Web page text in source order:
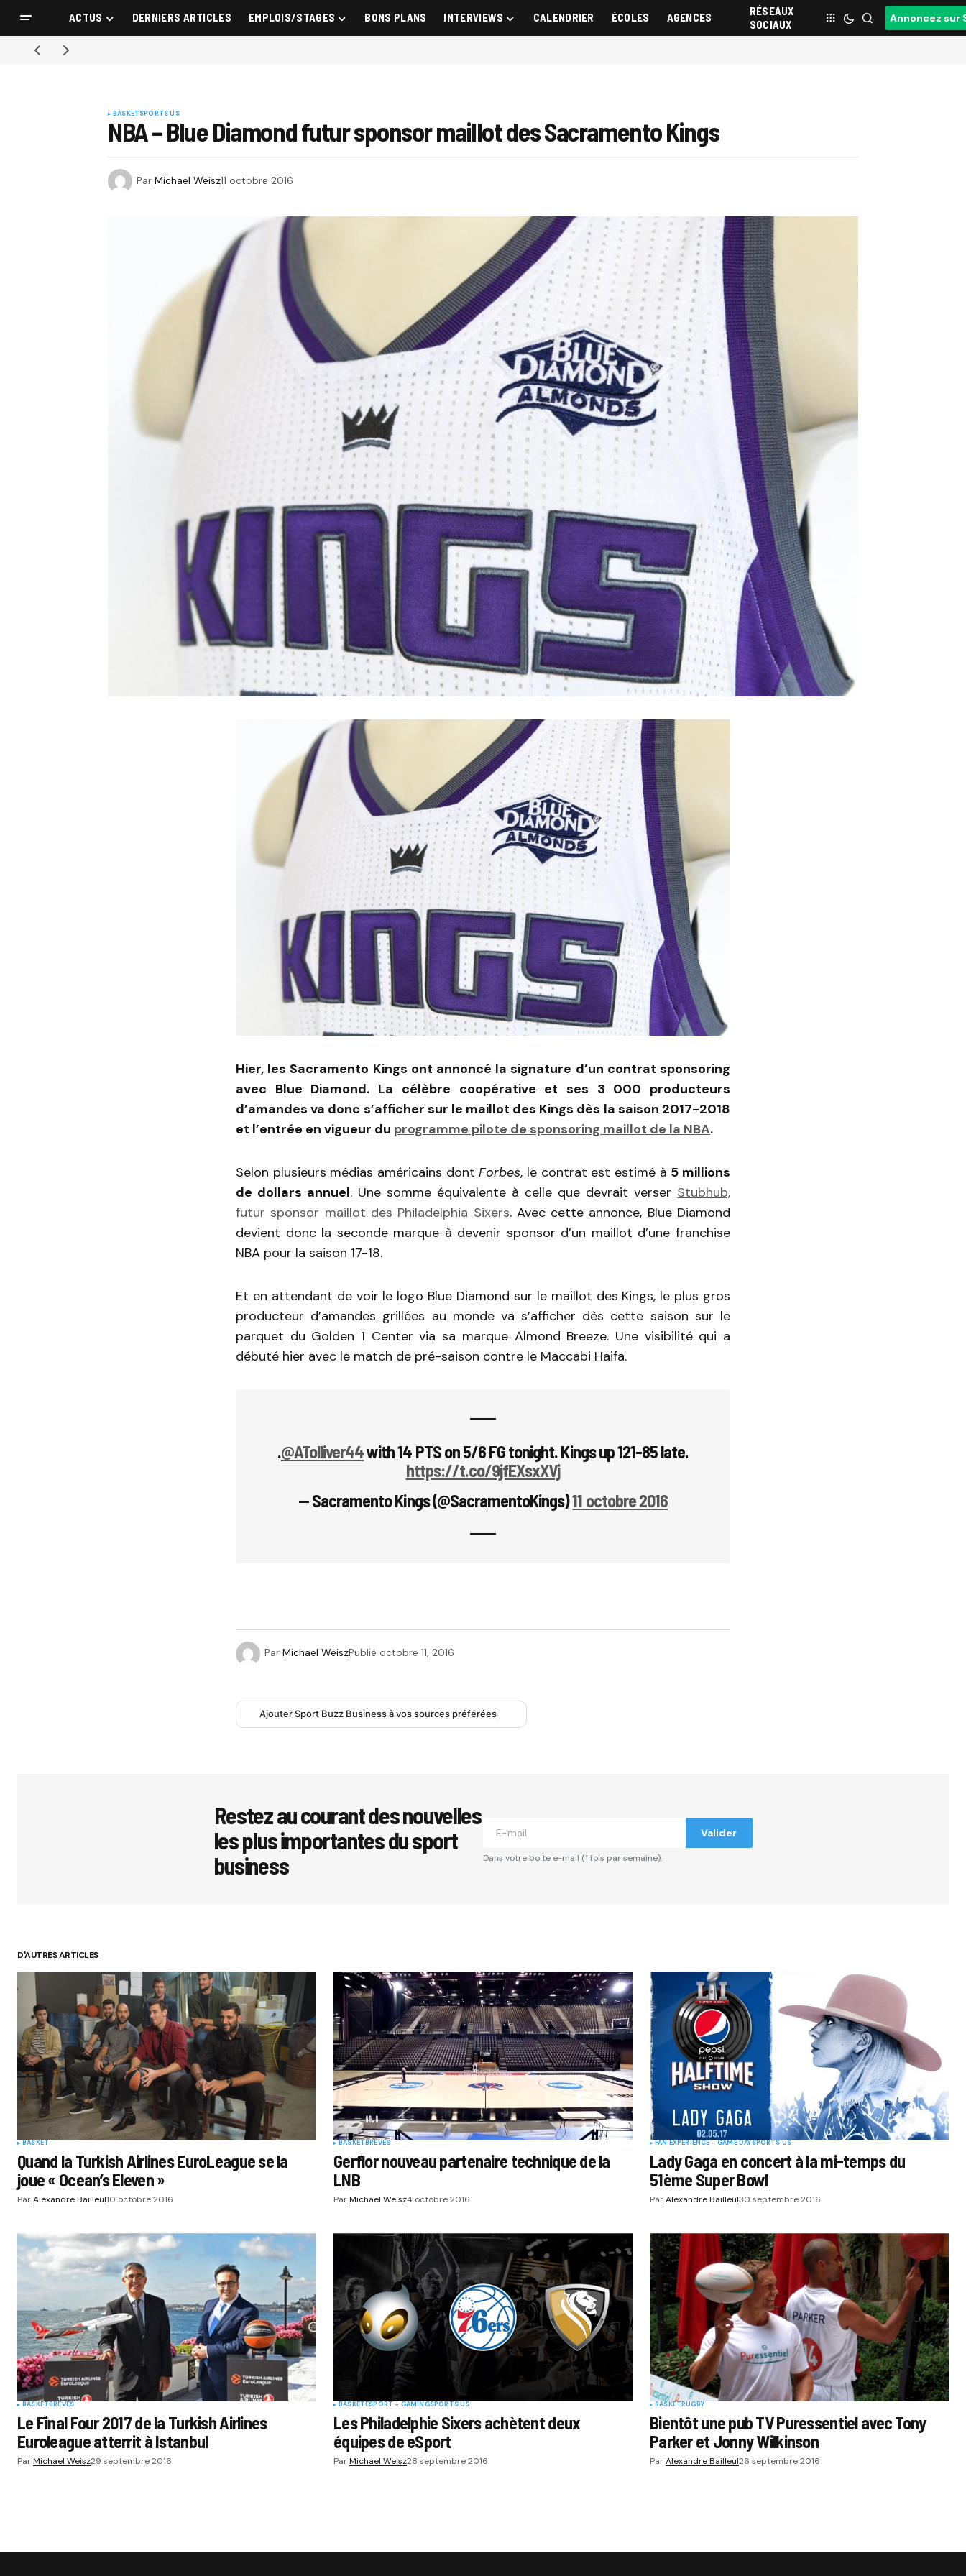
ACTUS DERNIERS ARTICLES EMPLOIS/STAGES BONS PLANS INTERVIEWS CALENDRIER ÉCOLES AGENCES
RÉSEAUX
SOCIAUX
Annoncez sur
BASKETSPORTS US
NBA – Blue Diamond futur sponsor maillot des Sacramento Kings
Par Michael Weisz11 octobre 2016
Hier, les Sacramento Kings ont annoncé la signature d’un contrat sponsoring
avec Blue Diamond. La célèbre coopérative et ses 3 000 producteurs
d’amandes va donc s’afficher sur le maillot des Kings dès la saison 2017-2018
et l’entrée en vigueur du programme pilote de sponsoring maillot de la NBA.
Selon plusieurs médias américains dontForbes, le contrat est estimé à 5 millions
de dollars annuel. Une somme équivalente à celle que devrait verser Stubhub,
futur sponsor maillot des Philadelphia Sixers. Avec cette annonce, Blue Diamond
devient donc la seconde marque à devenir sponsor d’un maillot d’une franchise
NBA pour la saison 17-18.
Et en attendant de voir le logo Blue Diamond sur le maillot des Kings, le plus gros
producteur d’amandes grillées au monde va s’afficher dès cette saison sur le
parquet du Golden 1 Center via sa marque Almond Breeze. Une visibilité qui a
débuté hier avec le match de pré-saison contre le Maccabi Haifa.
.@ATolliver44with 14 PTS on 5/6 FG tonight. Kings up 121-85 late.
https://t.co/9jfEXsxXVj
— Sacramento Kings (@SacramentoKings)11 octobre 2016
Par Michael WeiszPublié octobre 11, 2016
Ajouter Sport Buzz Business à vos sources préférées
Restez au courant des nouvelles
les plus importantes du sport
business
Valider
Dans votre boite e-mail (1 fois par semaine).
D'AUTRES ARTICLES
BASKET
Quand la Turkish Airlines EuroLeague se la
joue « Ocean’s Eleven »
ParAlexandre Bailleul10 octobre 2016
BASKETBRÈVES
Gerflor nouveau partenaire technique de la
LNB
ParMichael Weisz4 octobre 2016
FAN EXPERIENCE - GAME DAYSPORTS US
Lady Gaga en concert à la mi-temps du
51ème Super Bowl
ParAlexandre Bailleul30 septembre 2016
BASKETBRÈVES
Le Final Four 2017 de la Turkish Airlines
Euroleague atterrit à Istanbul
ParMichael Weisz29 septembre 2016
BASKETESPORT - GAMINGSPORTS US
Les Philadelphie Sixers achètent deux
équipes de eSport
ParMichael Weisz28 septembre 2016
BASKETRUGBY
Bientôt une pub TV Puressentiel avec Tony
Parker et Jonny Wilkinson
ParAlexandre Bailleul26 septembre 2016